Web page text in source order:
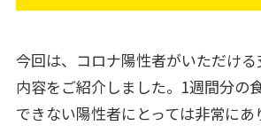
今回は、コロナ陽性者がいただけ
内容をご紹介しました。1週間分の
できない陽性者にとっては非常に